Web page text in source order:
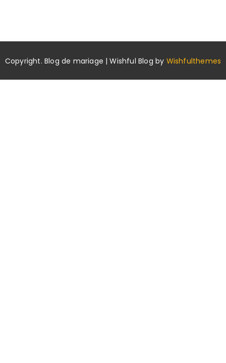
Copyright. Blog de mariage | Wishful Blog by Wishfulthemes